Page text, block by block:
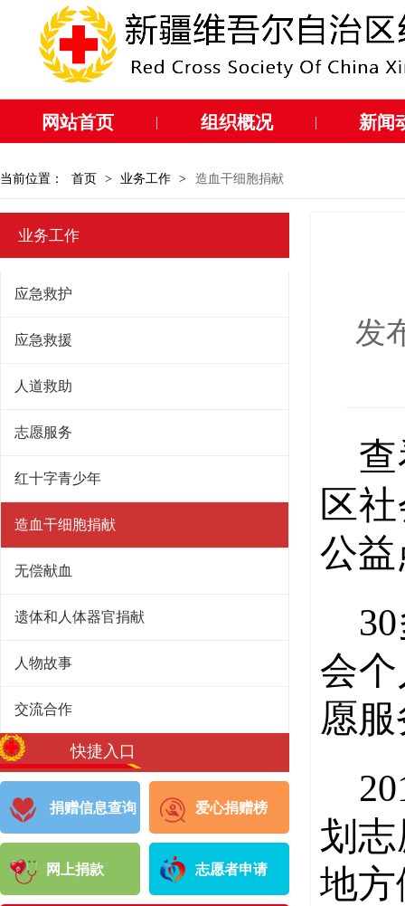
网站首页 | 组织概况 | 新闻
当前位置： 首页 > 业务工作 > 造血干细胞捐献
业务工作
应急救护
应急救援
人道救助
志愿服务
红十字青少年
造血干细胞捐献
无偿献血
遗体和人体器官捐献
人物故事
交流合作
快捷入口
捐赠信息查询 爱心捐赠榜
网上捐款 志愿者申请
发
区
公
会
愿
划
地方